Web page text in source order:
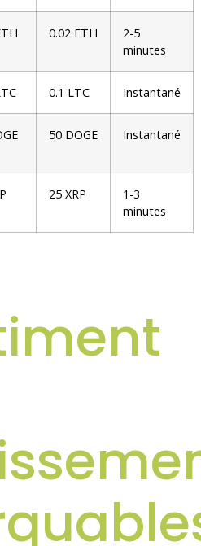
0.02 ETH
2-5
minutes
0.1 LTC Instantané
50 DOGE Instantané
25 XRP
1-3
minutes